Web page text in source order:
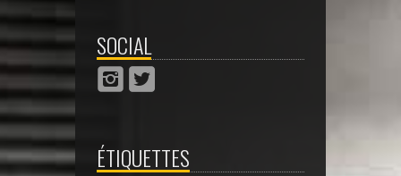
SOCIAL
ÉTIQUETTES